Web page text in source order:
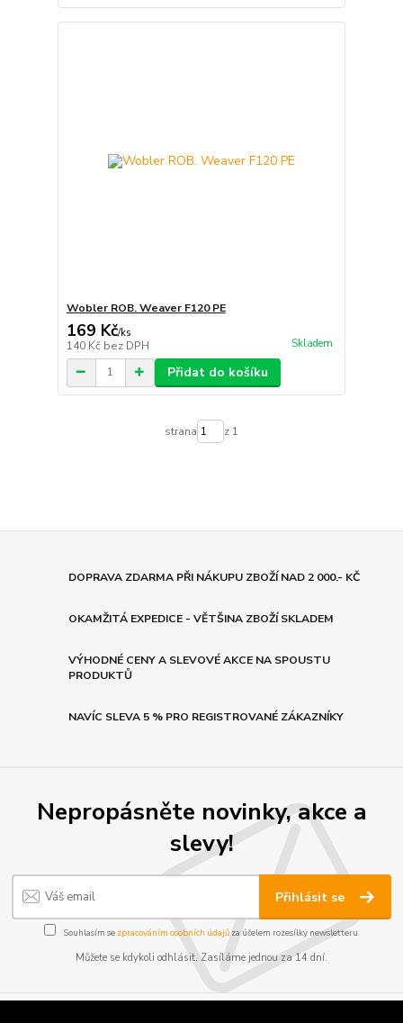
Wobler ROB. Weaver F120 PE
169 Kč/ks
140 Kč bez DPH Skladem
Přidat do košíku
strana z 1
DOPRAVA ZDARMA PŘI NÁKUPU ZBOŽÍ NAD 2 000.- KČ
OKAMŽITÁ EXPEDICE - VĚTŠINA ZBOŽÍ SKLADEM
VÝHODNÉ CENY A SLEVOVÉ AKCE NA SPOUSTU
PRODUKTŮ
NAVÍC SLEVA 5 % PRO REGISTROVANÉ ZÁKAZNÍKY
Nepropásněte novinky, akce a
slevy!
Přihlásit se
Souhlasím se zpracováním osobních údajůza účelem rozesílky newsletteru.
Můžete se kdykoli odhlásit. Zasíláme jednou za 14 dní.